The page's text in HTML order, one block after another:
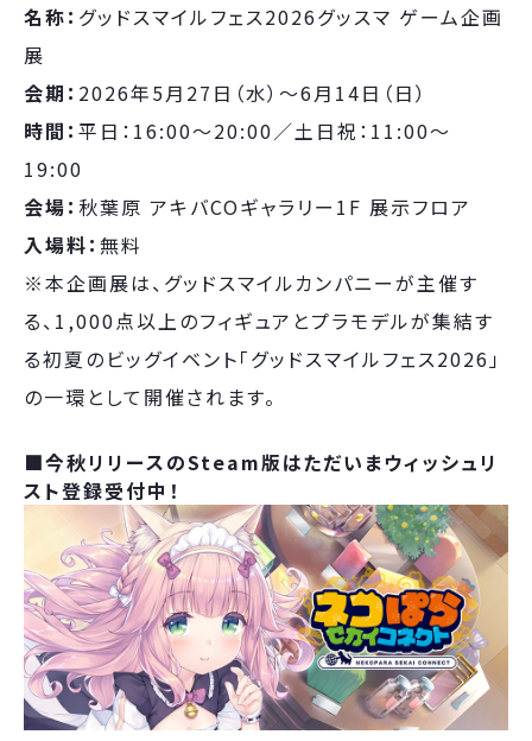
名称： グッドスマイルフェス2026グッスマ ゲーム企画
展
会期： 2026年5月27日（水）〜6月14日（日）
時間： 平日：16:00～20:00／土日祝：11:00～
19:00
会場： 秋葉原 アキバCOギャラリー1F 展示フロア
入場料： 無料
※本企画展は、グッドスマイルカンパニーが主催す
る、1,000点以上のフィギュアとプラモデルが集結す
る初夏のビッグイベント「グッドスマイルフェス2026」
の一環として開催されます。
■今秋リリースのSteam版はただいまウィッシュリ
スト登録受付中！